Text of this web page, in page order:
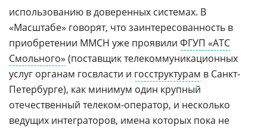
использованию в доверенных системах. В
«Масштабе» говорят, что заинтересованность в
приобретении ММСН уже проявили ФГУП «АТС
Смольного» (поставщик телекоммуникационных
услуг органам госвласти и госструктурам в Санкт-
Петербурге), как минимум один крупный
отечественный телеком-оператор, и несколько
ведущих интеграторов, имена которых пока не